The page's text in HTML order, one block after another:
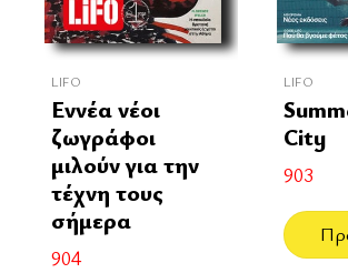
LIFO
Εννέα νέοι
ζωγράφοι
μιλούν για την
τέχνη τους
σήμερα
904
LIFO
City
903